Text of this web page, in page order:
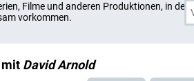
Filme und anderen Produktionen, in
vorkommen.
mit David Arnold